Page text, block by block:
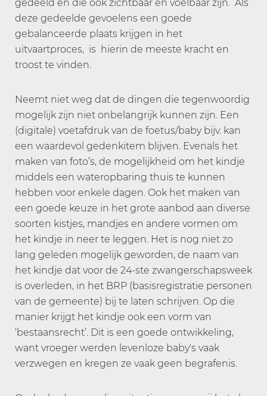
gedeeld en die ook zichtbaar en voelbaar zijn. Als
deze gedeelde gevoelens een goede
gebalanceerde plaats krijgen in het
uitvaartproces, is hierin de meeste kracht en
troost te vinden.
Neemt niet weg dat de dingen die tegenwoordig
mogelijk zijn niet onbelangrijk kunnen zijn. Een
(digitale) voetafdruk van de foetus/baby bijv. kan
een waardevol gedenkitem blijven. Evenals het
maken van foto’s, de mogelijkheid om het kindje
middels een wateropbaring thuis te kunnen
hebben voor enkele dagen. Ook het maken van
een goede keuze in het grote aanbod aan diverse
soorten kistjes, mandjes en andere vormen om
het kindje in neer te leggen. Het is nog niet zo
lang geleden mogelijk geworden, de naam van
het kindje dat voor de 24-ste zwangerschapsweek
is overleden, in het BRP (basisregistratie personen
van de gemeente) bij te laten schrijven. Op die
manier krijgt het kindje ook een vorm van
‘bestaansrecht’. Dit is een goede ontwikkeling,
want vroeger werden levenloze baby's vaak
verzwegen en kregen ze vaak geen begrafenis.